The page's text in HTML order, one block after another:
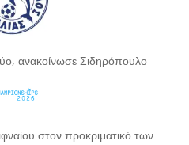
ανακοίνωσε Σιδηρόπουλο
στον προκριματικό των